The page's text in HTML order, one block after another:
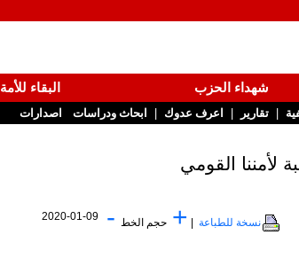
شهداء الحزب
البقاء للأمة
| تقارير | اعرف عدوك | ابحاث ودراسات اصدارات
لأمننا القومي
نسخة للطباعة + حجم الخط -
2020-01-09